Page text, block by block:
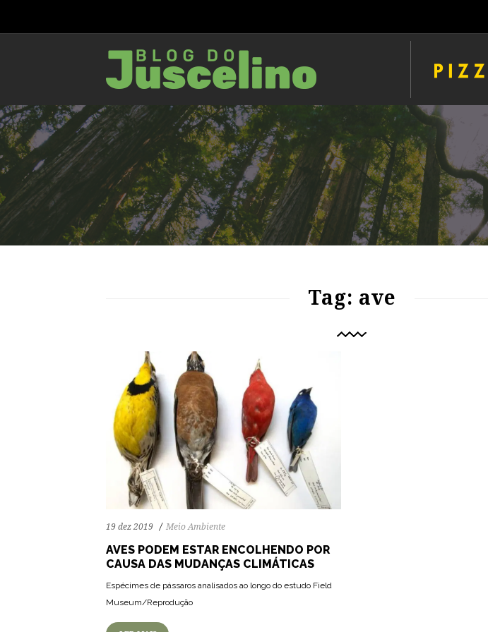
Tag: ave
19 dez 2019 Meio Ambiente
AVES PODEM ESTAR ENCOLHENDO POR
CAUSA DAS MUDANÇAS CLIMÁTICAS
Espécimes de pássaros analisados ao longo do estudo Field
Museum/Reprodução